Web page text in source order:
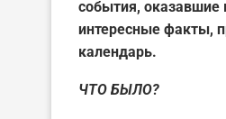
события, оказавшие
интересные факты,
календарь.
ЧТО БЫЛО?